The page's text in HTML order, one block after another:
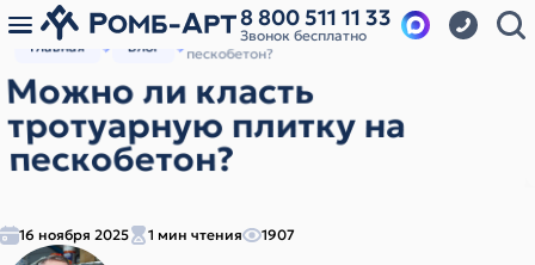
8 800 511 11 33
Звонок бесплатно
Главная Блог Можно ли класть тротуарную плитку на
пескобетон?
Можно ли класть
тротуарную плитку на
пескобетон?
16 ноября 2025 1 мин чтения 1907